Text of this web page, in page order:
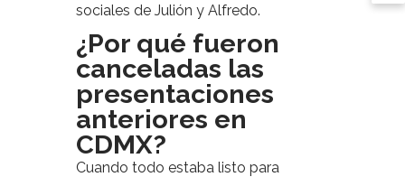
sociales de Julión y Alfredo.
¿Por qué fueron
canceladas las
presentaciones
anteriores en
CDMX?
Cuando todo estaba listo para